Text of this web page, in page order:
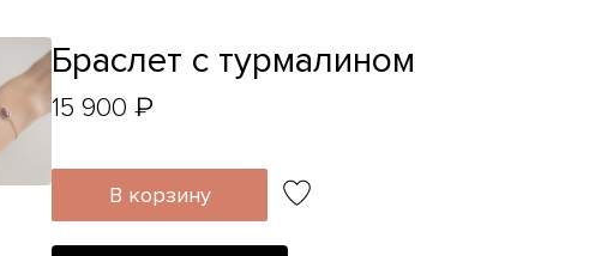
Браслет с турмалином
15 900 ₽
В корзину